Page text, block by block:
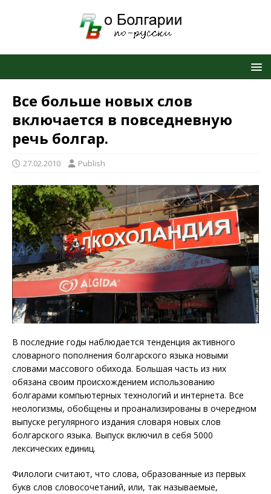
Все больше новых слов
включается в повседневную
речь болгар.
27.02.2010 Publish
В последние годы наблюдается тенденция активного
словарного пополнения болгарского языка новыми
словами массового обихода. Большая часть из них
обязана своим происхождением использованию
болгарами компьютерных технологий и интернета. Все
неологизмы, обобщены и проанализированы в очередном
выпуске регулярного издания словаря новых слов
болгарского языка. Выпуск включил в себя 5000
лексических единиц.
Филологи считают, что слова, образованные из первых
букв слов словосочетаний, или, так называемые,